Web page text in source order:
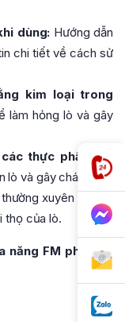
dùng: Hướng dẫn
chi tiết về cách sử
kim loại trong
làm hỏng lò và gây
thực phẩm có
lò và gây cháy nổ.
xuyên giúp lò
thọ của lò.
năng FM phù hợp